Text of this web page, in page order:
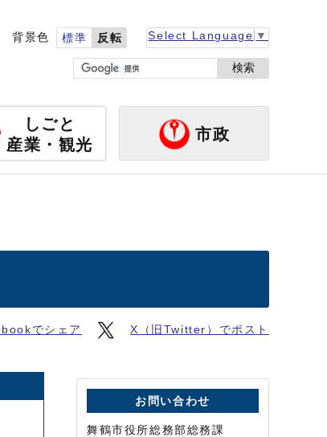
背景色 標準 反転 Select Language ▼
検索
しごと
産業・観光
市政
でシェア X（旧Twitter）でポスト
お問い合わせ
舞鶴市役所総務部総務課